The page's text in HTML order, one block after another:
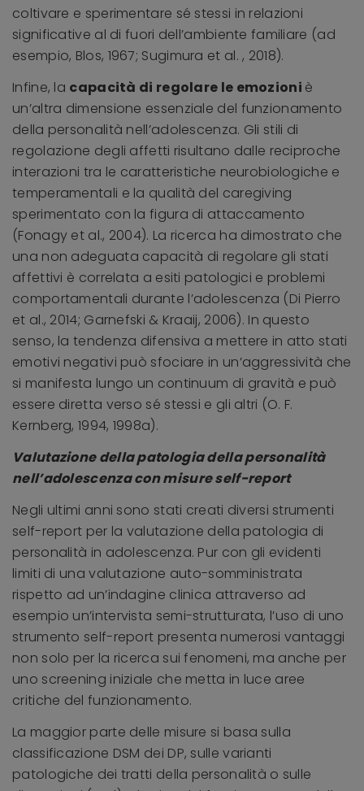
coltivare e sperimentare sé stessi in relazioni
significative al di fuori dell’ambiente familiare (ad
esempio, Blos, 1967; Sugimura et al. , 2018).
Infine, la capacità di regolare le emozioni è
un’altra dimensione essenziale del funzionamento
della personalità nell’adolescenza. Gli stili di
regolazione degli affetti risultano dalle reciproche
interazioni tra le caratteristiche neurobiologiche e
temperamentali e la qualità del caregiving
sperimentato con la figura di attaccamento
(Fonagy et al., 2004). La ricerca ha dimostrato che
una non adeguata capacità di regolare gli stati
affettivi è correlata a esiti patologici e problemi
comportamentali durante l’adolescenza (Di Pierro
et al., 2014; Garnefski & Kraaij, 2006). In questo
senso, la tendenza difensiva a mettere in atto stati
emotivi negativi può sfociare in un’aggressività che
si manifesta lungo un continuum di gravità e può
essere diretta verso sé stessi e gli altri (O. F.
Kernberg, 1994, 1998a).
Valutazione della patologia della personalità
nell’adolescenza con misure self-report
Negli ultimi anni sono stati creati diversi strumenti
self-report per la valutazione della patologia di
personalità in adolescenza. Pur con gli evidenti
limiti di una valutazione auto-somministrata
rispetto ad un’indagine clinica attraverso ad
esempio un’intervista semi-strutturata, l’uso di uno
strumento self-report presenta numerosi vantaggi
non solo per la ricerca sui fenomeni, ma anche per
uno screening iniziale che metta in luce aree
critiche del funzionamento.
La maggior parte delle misure si basa sulla
classificazione DSM dei DP, sulle varianti
patologiche dei tratti della personalità o sulle